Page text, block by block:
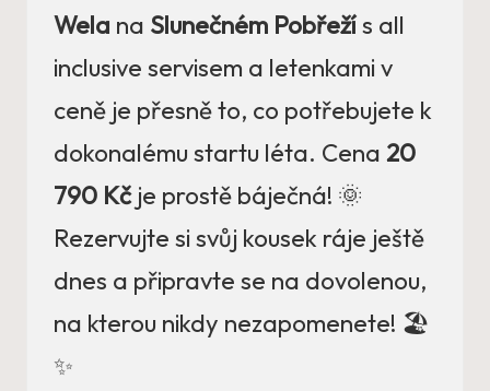
Wela na Slunečném Pobřežís all
inclusive servisem a letenkami v
ceně je přesně to, co potřebujete k
dokonalému startu léta. Cena 20
790 Kčje prostě báječná! 🌞
Rezervujte si svůj kousek ráje ještě
dnes a připravte se na dovolenou,
na kterou nikdy nezapomenete! 🏖️
✨